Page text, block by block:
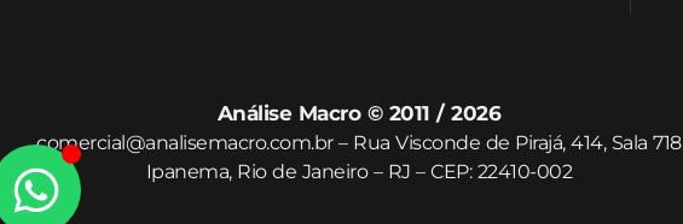
Análise Macro © 2011 / 2026
comercial@analisemacro.com.br – Rua Visconde de Pirajá, 414, Sala 718
Ipanema, Rio de Janeiro – RJ – CEP: 22410-002